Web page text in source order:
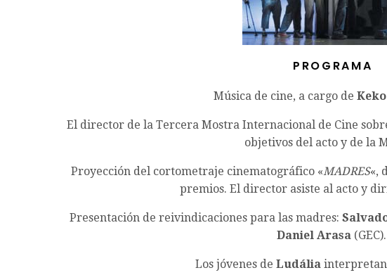
P R O G R A M A
Música de cine, a cargo de
El director de la Tercera Mostra Internacional de Cine
objetivos del acto y de la
Proyección del cortometraje cinematográfico «MADRES«,
premios. El director asiste al acto y
Presentación de reivindicaciones para las madres:
Daniel Arasa (GEC).
Los jóvenes de Ludália interpretan